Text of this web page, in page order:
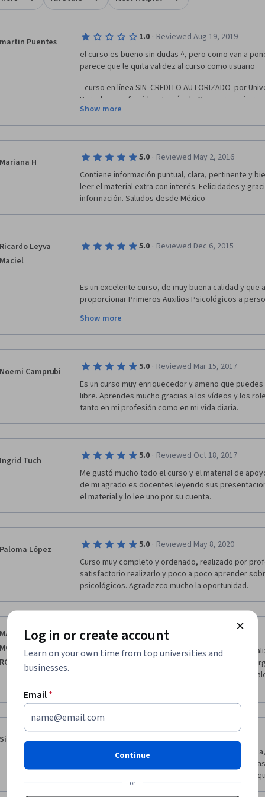
martin Puentes 1.0 · Reviewed Aug 19, 2019
el curso es bueno sin dudas ^, pero como van a
parece que le quita validez al curso como usuario
¨curso en línea SIN  CREDITO AUTORIZADO  por
Barcelona y ofrecido a través de Coursera :  mi
figura la universidd de Barcelona si no tiene
eso en el cerfiicado quita valor al estudiante para
Show more
Mariana H 5.0 · Reviewed May 2, 2016
Contiene información puntual, clara, pertinente y
leer el material extra con interés. Felicidades y
información. Saludos desde México
Ricardo Leyva
Maciel
5.0 · Reviewed Dec 6, 2015
Es un excelente curso, de muy buena calidad y que
proporcionar Primeros Auxilios Psicológicos a
Show more
Noemi Camprubi 5.0 · Reviewed Mar 15, 2017
Es un curso muy enriquecedor y ameno que
libre. Aprendes mucho gracias a los vídeos y los
tanto en mi profesión como en mi vida diaria.
Ingrid Tuch 5.0 · Reviewed Oct 18, 2017
Me gustó mucho todo el curso y el material de
de mi agrado es docentes leyendo sus
el material y lo lee uno por su cuenta.
Paloma López 5.0 · Reviewed May 8, 2020
Curso muy completo y ordenado, realizado por
satisfactorio realizarlo y poco a poco aprender
psicológicos. Agradezco mucho la oportunidad.
MARIA ELEODORA
MORENO
RODRIGUEZ
3.0 · Reviewed Apr 26, 2020
Estimados administradores, supuestamente al
una certificación por 30 horas académicas si
SIN CREDITO, para nosotros eso quiere decir sin
Silvia Pareja 5.0 · Reviewed May 24, 2020
Estoy muy agradecida por tan excelente
aprendido mucho de como ayudar al prójimo
muchas gracias y Dios bendiga a todo su valioso
Log in or create account
Learn on your own time from top universities and
businesses.
Email*
Continue
or